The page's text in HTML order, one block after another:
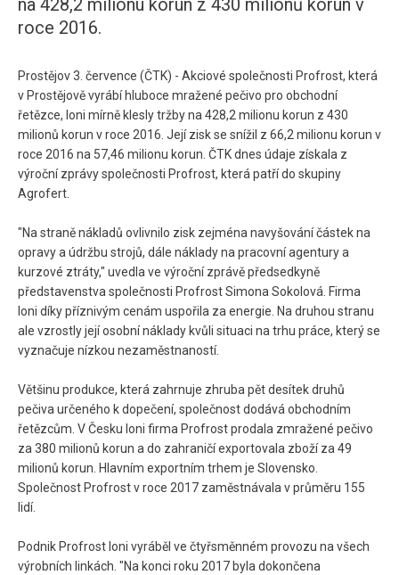
na 428,2 milionu korun z 430 milionů korun v
roce 2016.
Prostějov 3. července (ČTK) - Akciové společnosti Profrost, která
v Prostějově vyrábí hluboce mražené pečivo pro obchodní
řetězce, loni mírně klesly tržby na 428,2 milionu korun z 430
milionů korun v roce 2016. Její zisk se snížil z 66,2 milionu korun v
roce 2016 na 57,46 milionu korun. ČTK dnes údaje získala z
výroční zprávy společnosti Profrost, která patří do skupiny
Agrofert.
"Na straně nákladů ovlivnilo zisk zejména navyšování částek na
opravy a údržbu strojů, dále náklady na pracovní agentury a
kurzové ztráty," uvedla ve výroční zprávě předsedkyně
představenstva společnosti Profrost Simona Sokolová. Firma
loni díky příznivým cenám uspořila za energie. Na druhou stranu
ale vzrostly její osobní náklady kvůli situaci na trhu práce, který se
vyznačuje nízkou nezaměstnaností.
Většinu produkce, která zahrnuje zhruba pět desítek druhů
pečiva určeného k dopečení, společnost dodává obchodním
řetězcům. V Česku loni firma Profrost prodala zmražené pečivo
za 380 milionů korun a do zahraničí exportovala zboží za 49
milionů korun. Hlavním exportním trhem je Slovensko.
Společnost Profrost v roce 2017 zaměstnávala v průměru 155
lidí.
Podnik Profrost loni vyráběl ve čtyřsměnném provozu na všech
výrobních linkách. "Na konci roku 2017 byla dokončena